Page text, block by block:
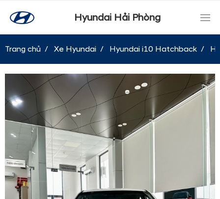
Hyundai Hải Phòng
Trang chủ Xe Hyundai Hyundai i10 Hatchback